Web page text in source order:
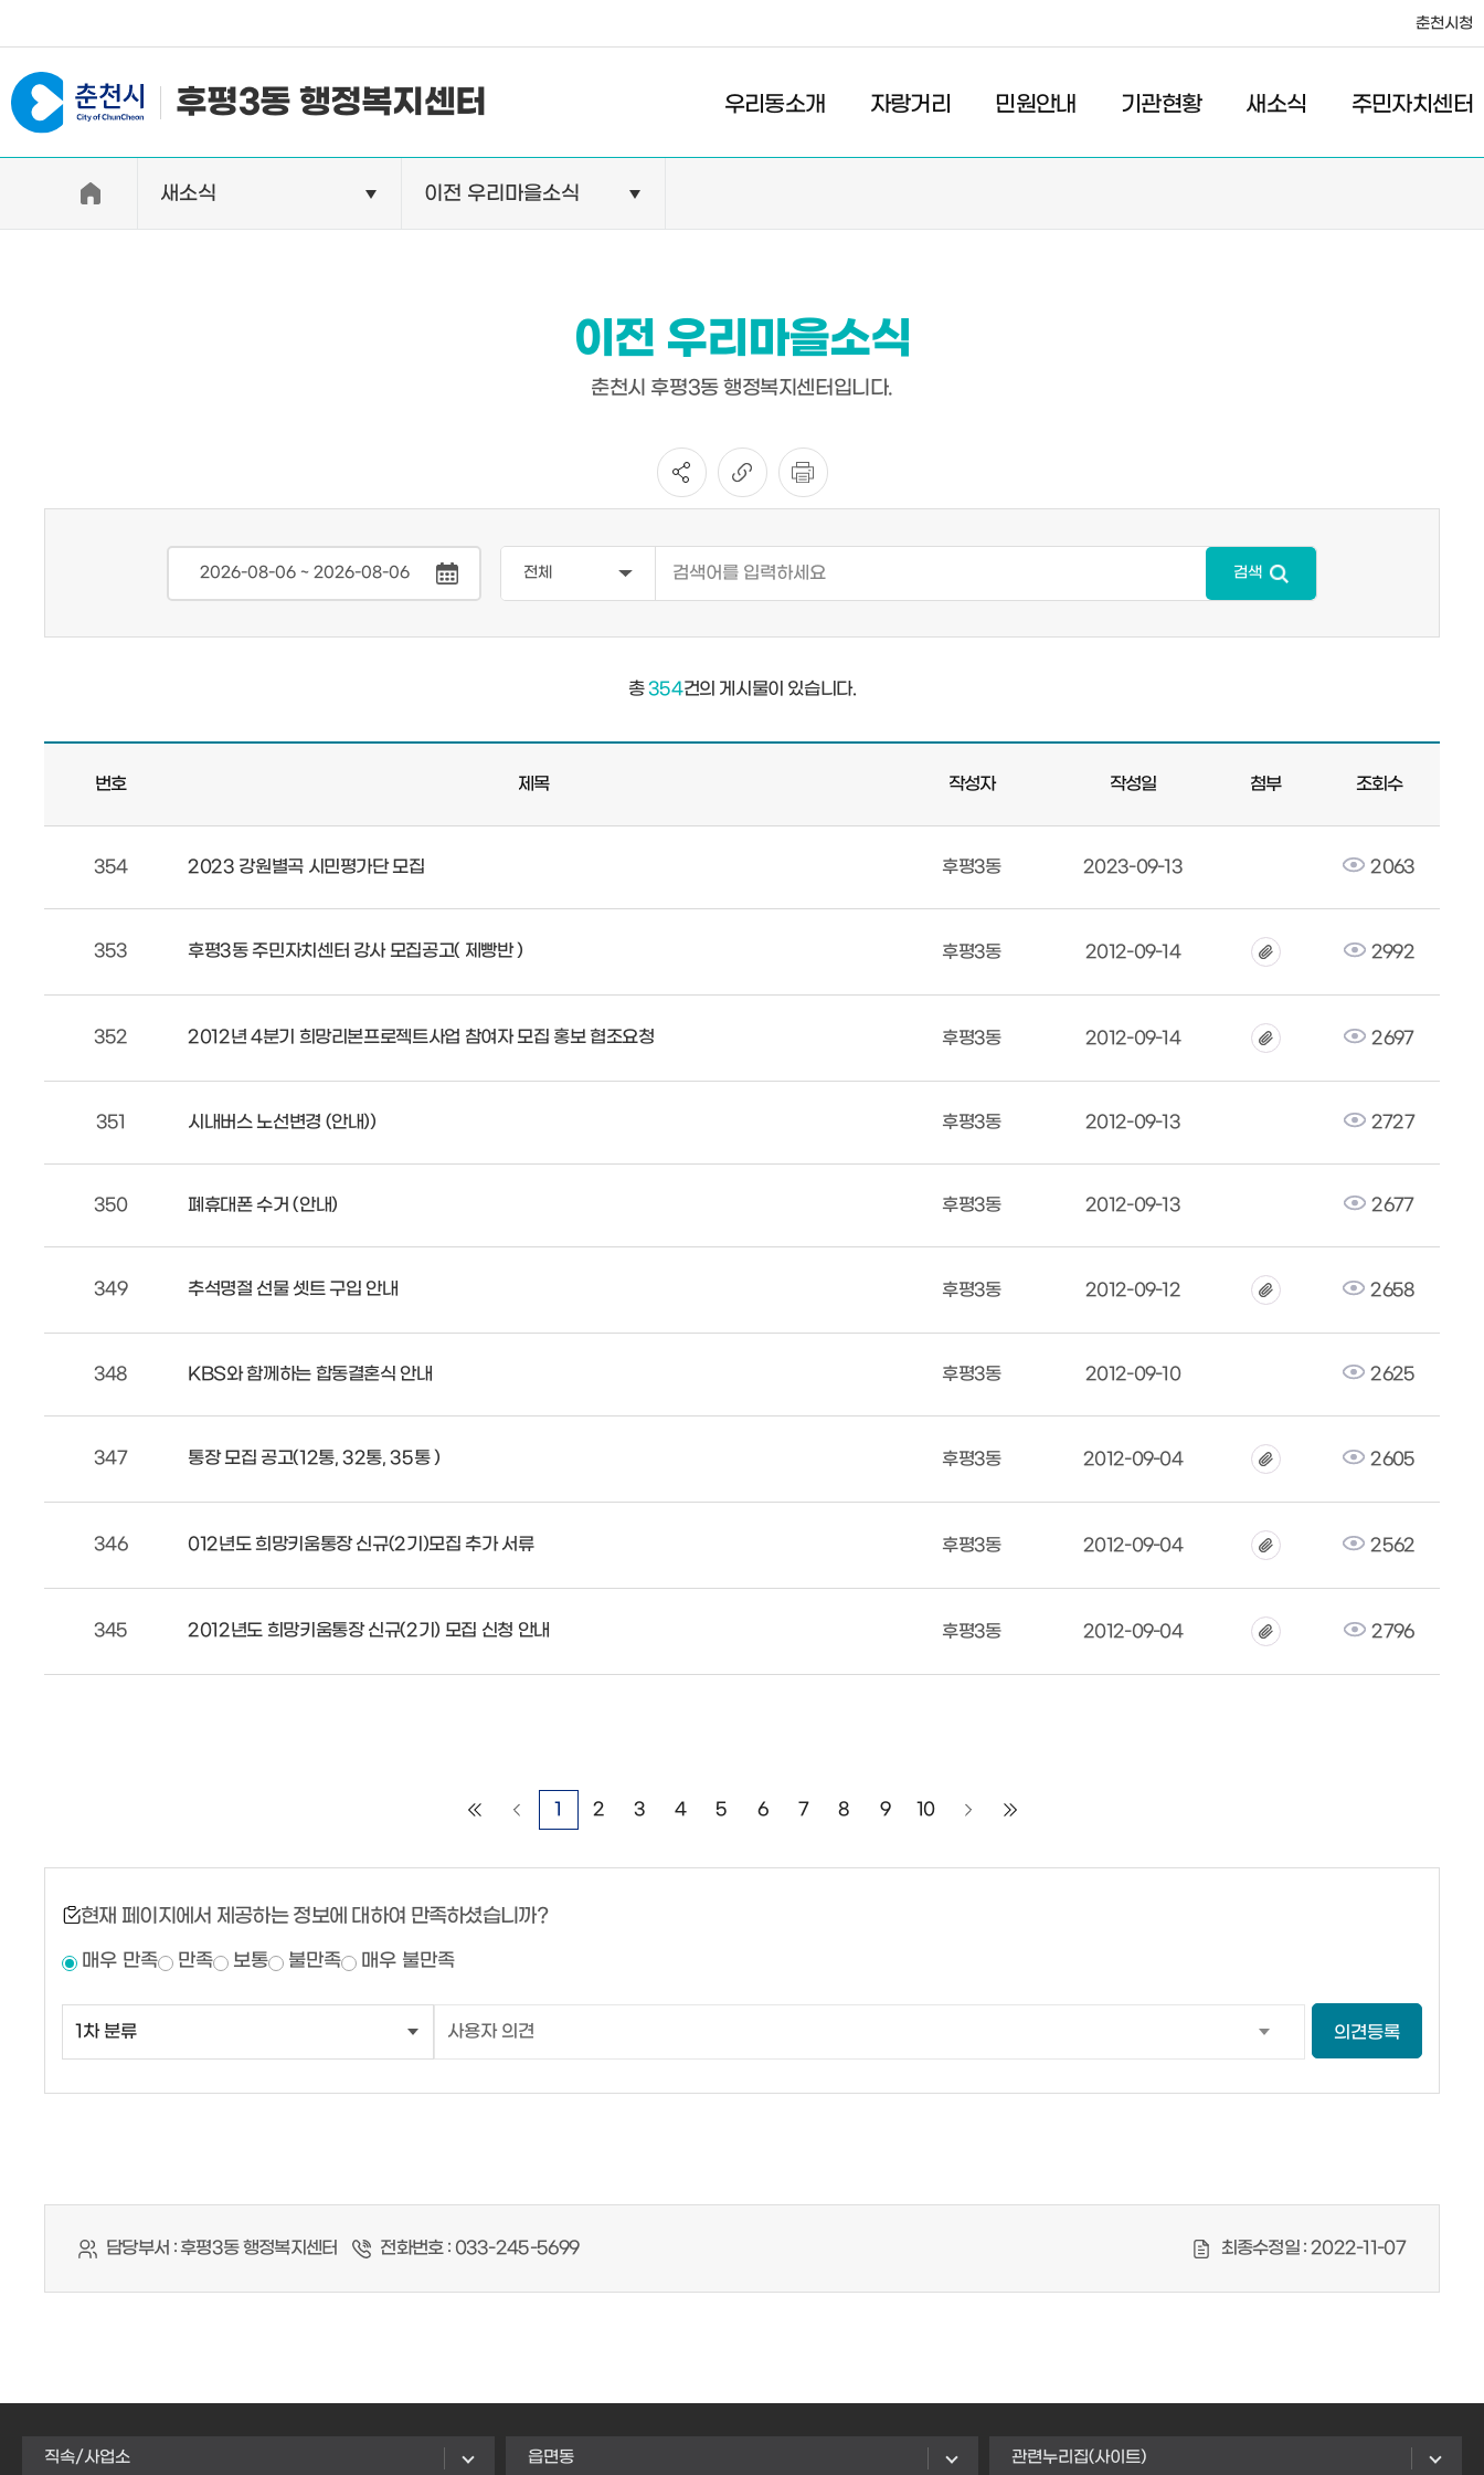
춘천시청
후평3동 행정복지센터 우리동소개
우리동소개
자랑거리 민원안내
민원안내
민원발급
장애인 편의시설 설치 현황
기관현황
의료기관
약국
새소식 주민자치센터
#일자리지원센터 #물가정보
새소식 이전 우리마을소식
이전 우리마을소식
춘천시 후평3동 행정복지센터입니다.
검색
총354건의 게시물이 있습니다.
번호 제목 작성자 작성일 첨부 조회수
354 2023 강원별곡 시민평가단 모집 후평3동 2023-09-13 2063
353 후평3동 주민자치센터 강사 모집공고( 제빵반 ) 후평3동 2012-09-14 2992
352 2012년 4분기 희망리본프로젝트사업 참여자 모집 홍보 협조요청 후평3동 2012-09-14 2697
351 시내버스 노선변경 (안내)) 후평3동 2012-09-13 2727
350 폐휴대폰 수거 (안내) 후평3동 2012-09-13 2677
349 추석명절 선물 셋트 구입 안내 후평3동 2012-09-12 2658
348 KBS와 함께하는 합동결혼식 안내 후평3동 2012-09-10 2625
347 통장 모집 공고(12통, 32통, 35통 ) 후평3동 2012-09-04 2605
346 012년도 희망키움통장 신규(2기)모집 추가 서류 후평3동 2012-09-04 2562
345 2012년도 희망키움통장 신규(2기) 모집 신청 안내 후평3동 2012-09-04 2796
1 2 3 4 5 6 7 8 9 10
현재 페이지에서 제공하는 정보에 대하여 만족하셨습니까?
매우 만족 만족 보통 불만족 매우 불만족
의견등록
담당부서 :후평3동 행정복지센터 전화번호 : 033-245-5699 최종수정일 : 2022-11-07
직속/사업소 읍면동 관련누리집(사이트)